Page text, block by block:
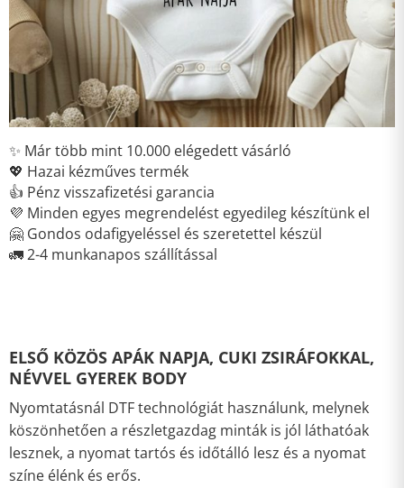
✨ Már több mint 10.000 elégedett vásárló
💖 Hazai kézműves termék
👍 Pénz visszafizetési garancia
💜 Minden egyes megrendelést egyedileg készítünk el
🤗 Gondos odafigyeléssel és szeretettel készül
🚛 2-4 munkanapos szállítással
ELSŐ KÖZÖS APÁK NAPJA, CUKI ZSIRÁFOKKAL,
NÉVVEL GYEREK BODY
Nyomtatásnál DTF technológiát használunk, melynek
köszönhetően a részletgazdag minták is jól láthatóak
lesznek, a nyomat tartós és időtálló lesz és a nyomat
színe élénk és erős.